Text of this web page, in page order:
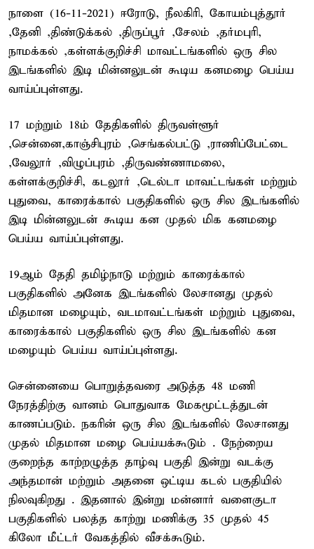
நாளை (16-11-2021) ஈரோடு, நீலகிரி, கோயம்புத்தூர்
,தேனி ,திண்டுக்கல் ,திருப்பூர் ,சேலம் ,தர்மபுரி,
நாமக்கல் ,கள்ளக்குறிச்சி மாவட்டங்களில் ஒரு சில
இடங்களில் இடி மின்னலுடன் கூடிய கனமழை பெய்ய
வாய்ப்புள்ளது.
17 மற்றும் 18ம் தேதிகளில் திருவள்ளூர்
,சென்னை,காஞ்சிபுரம் ,செங்கல்பட்டு ,ராணிப்பேட்டை
,வேலூர் ,விழுப்புரம் ,திருவண்ணாமலை,
கள்ளக்குறிச்சி, கடலூர் ,டெல்டா மாவட்டங்கள் மற்றும்
புதுவை, காரைக்கால் பகுதிகளில் ஒரு சில இடங்களில்
இடி மின்னலுடன் கூடிய கன முதல் மிக கனமழை
பெய்ய வாய்ப்புள்ளது.
19ஆம் தேதி தமிழ்நாடு மற்றும் காரைக்கால்
பகுதிகளில் அனேக இடங்களில் லேசானது முதல்
மிதமான மழையும், வடமாவட்டங்கள் மற்றும் புதுவை,
காரைக்கால் பகுதிகளில் ஒரு சில இடங்களில் கன
மழையும் பெய்ய வாய்ப்புள்ளது.
சென்னையை பொறுத்தவரை அடுத்த 48 மணி
நேரத்திற்கு வானம் பொதுவாக மேகமூட்டத்துடன்
காணப்படும். நகரின் ஒரு சில இடங்களில் லேசானது
முதல் மிதமான மழை பெய்யக்கூடும் . நேற்றைய
குறைந்த காற்றழுத்த தாழ்வு பகுதி இன்று வடக்கு
அந்தமான் மற்றும் அதனை ஒட்டிய கடல் பகுதியில்
நிலவுகிறது . இதனால் இன்று மன்னார் வளைகுடா
பகுதிகளில் பலத்த காற்று மணிக்கு 35 முதல் 45
கிலோ மீட்டர் வேகத்தில் வீசக்கூடும்.